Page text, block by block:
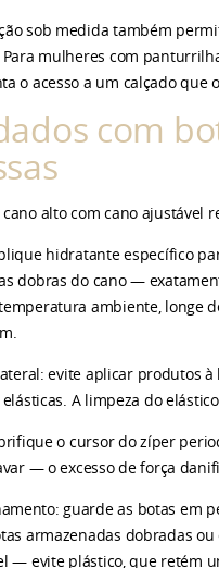
sob medida também
mulheres com
o acesso a um calçado
com
cano alto com cano ajustável
hidratante específico
dobras do cano —
ambiente, longe
evite aplicar produtos
A limpeza do
o cursor do zíper
— o excesso de força
guarde as botas em
armazenadas dobradas
— evite plástico, que retém